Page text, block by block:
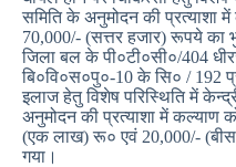
समिति के अनुमोदन की प्रत्याशा
70,000/- (सत्तर हजार) रूपये का
जिला बल के पी०टी०सी०/404
बि०वि०स०पु०-10 के सि० / 192
इलाज हेतु विशेष परिस्थिति में
अनुमोदन की प्रत्याशा में कल्याण
(एक लाख) रू० एवं 20,000/-
गया।